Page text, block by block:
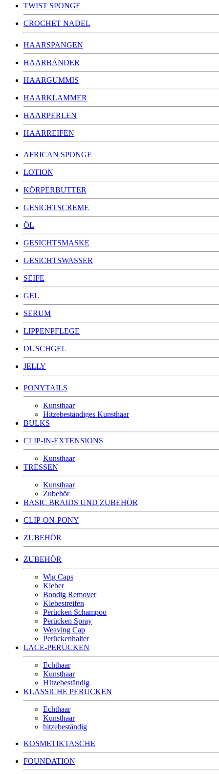
TWIST SPONGE
CROCHET NADEL
HAARSPANGEN
HAARBÄNDER
HAARGUMMIS
HAARKLAMMER
HAARPERLEN
HAARREIFEN
AFRICAN SPONGE
LOTION
KÖRPERBUTTER
GESICHTSCREME
ÖL
GESICHTSMASKE
GESICHTSWASSER
SEIFE
GEL
SERUM
LIPPENPFLEGE
DUSCHGEL
JELLY
PONYTAILS
Kunsthaar
Hitzebeständiges Kunsthaar
BULKS
CLIP-IN-EXTENSIONS
Kunsthaar
TRESSEN
Kunsthaar
Zubehör
BASIC BRAIDS UND ZUBEHÖR
CLIP-ON-PONY
ZUBEHÖR
ZUBEHÖR
Wig Caps
Kleber
Bondig Remover
Klebestreifen
Perücken Schampoo
Perücken Spray
Weaving Cap
Perückenhalter
LACE-PERÜCKEN
Echthaar
Kunsthaar
HItzebeständig
KLASSICHE PERÜCKEN
Echthaar
Kunsthaar
hitzebeständig
KOSMETIKTASCHE
FOUNDATION